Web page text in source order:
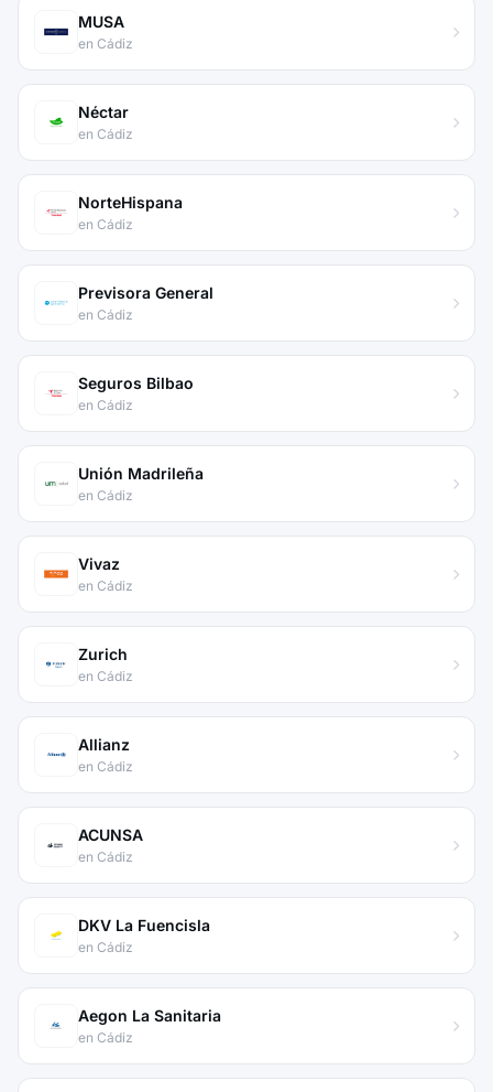
MUSA
en Cádiz
Néctar
en Cádiz
NorteHispana
en Cádiz
Previsora General
en Cádiz
Seguros Bilbao
en Cádiz
Unión Madrileña
en Cádiz
Vivaz
en Cádiz
Zurich
en Cádiz
Allianz
en Cádiz
ACUNSA
en Cádiz
DKV La Fuencisla
en Cádiz
Aegon La Sanitaria
en Cádiz